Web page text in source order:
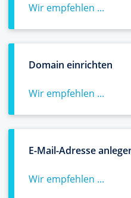
Wir empfehlen ...
Domain einrichten
Wir empfehlen ...
E-Mail-Adresse
Wir empfehlen ...